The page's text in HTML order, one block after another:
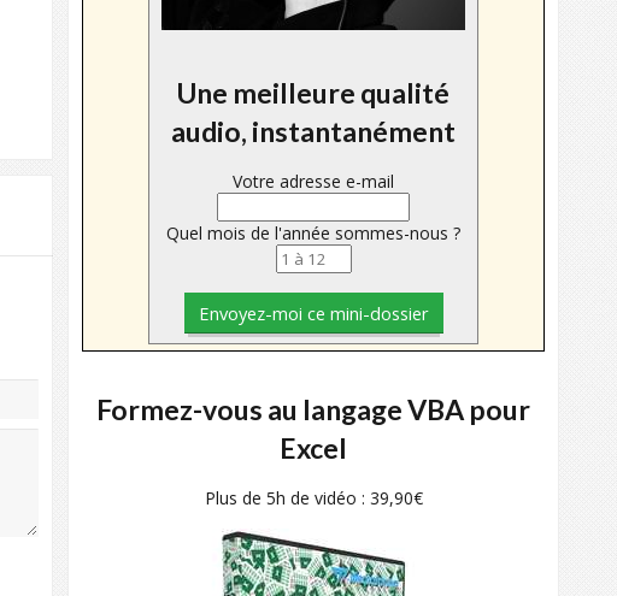
Une meilleure qualité
audio, instantanément
Votre adresse e-mail
Quel mois de l'année sommes-nous ?
Formez-vous au langage VBA pour
Excel
Plus de 5h de vidéo : 39,90€